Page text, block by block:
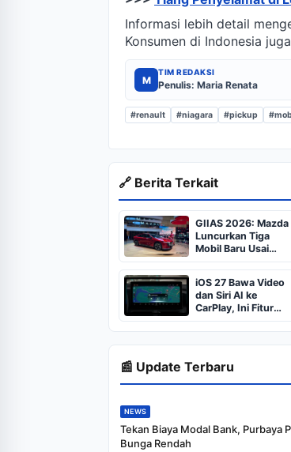
Informasi lebih detail
Konsumen di Indonesia
M
TIM REDAKSI
Penulis: Maria Renata
#renault #niagara #pickup
🔗 Berita Terkait
GIIAS 2026: Mazda
Luncurkan Tiga
Mobil Baru Usai
Resmikan Pabrik di
Indonesia
iOS 27 Bawa Video
dan Siri AI ke
CarPlay, Ini Fitur
Barunya
📰 Update Terbaru
NEWS
Tekan Biaya Modal Bank, Purbaya
Bunga Rendah